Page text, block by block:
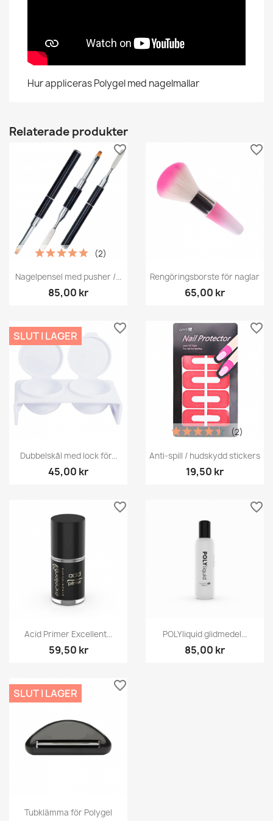
Hur appliceras Polygel med nagelmallar
Relaterade produkter
Nagelpensel med pusher /...
85,00 kr
(2)
favorite_border
Rengöringsborste för naglar
65,00 kr
favorite_border
Dubbelskål med lock för...
45,00 kr
SLUT I LAGER
favorite_border
Anti-spill / hudskydd stickers
19,50 kr
(2)
favorite_border
Acid Primer Excellent...
59,50 kr
favorite_border
POLYliquid glidmedel...
85,00 kr
favorite_border
Tubklämma för Polygel
SLUT I LAGER
favorite_border